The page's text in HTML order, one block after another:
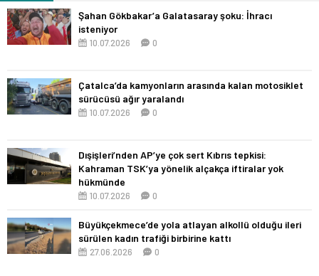
Şahan Gökbakar’a Galatasaray şoku: İhracı
isteniyor
10.07.2026 0
Çatalca’da kamyonların arasında kalan motosiklet
sürücüsü ağır yaralandı
10.07.2026 0
Dışişleri’nden AP’ye çok sert Kıbrıs tepkisi:
Kahraman TSK’ya yönelik alçakça iftiralar yok
hükmünde
10.07.2026 0
Büyükçekmece’de yola atlayan alkollü olduğu ileri
sürülen kadın trafiği birbirine kattı
27.06.2026 0